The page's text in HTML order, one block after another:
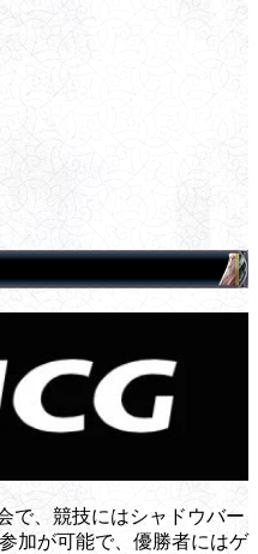
で、競技にはシャドウバー
加が可能で、優勝者にはゲ